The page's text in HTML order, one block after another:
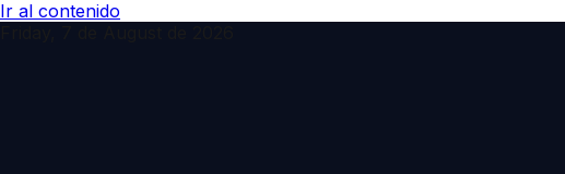
Ir al contenido